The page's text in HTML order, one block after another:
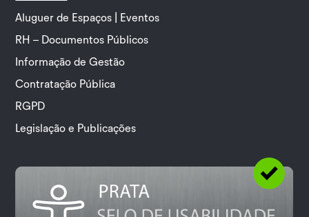
Aluguer de Espaços | Eventos
RH – Documentos Públicos
Informação de Gestão
Contratação Pública
RGPD
Legislação e Publicações